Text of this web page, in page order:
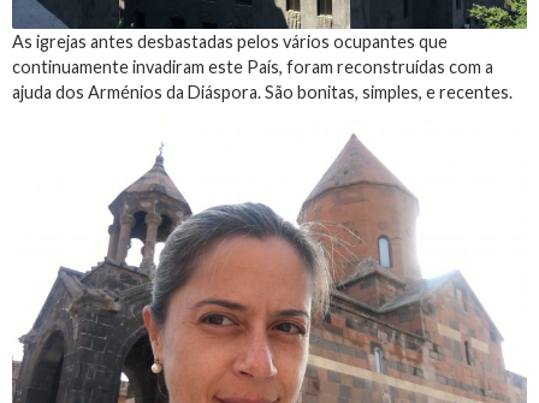
As igrejas antes desbastadas pelos vários ocupantes que
continuamente invadiram este País, foram reconstruídas com a
ajuda dos Arménios da Diáspora. São bonitas, simples, e recentes.